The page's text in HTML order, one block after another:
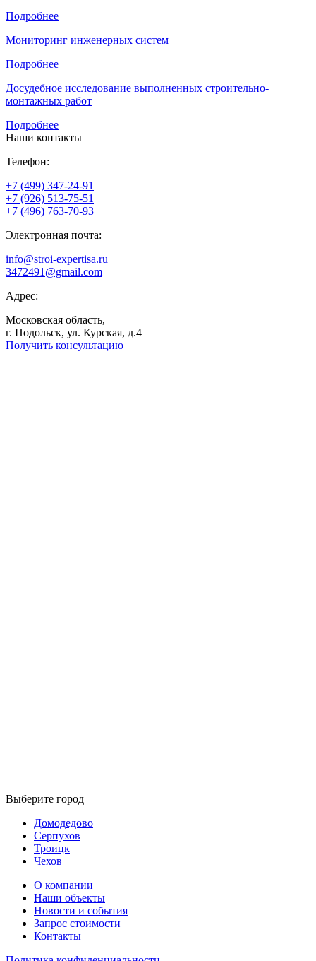
Подробнее
Мониторинг инженерных систем
Подробнее
Досудебное исследование выполненных строительно-
монтажных работ
Подробнее
Наши контакты
Телефон:
+7 (499) 347-24-91
+7 (926) 513-75-51
+7 (496) 763-70-93
Электронная почта:
info@stroi-expertisa.ru
3472491@gmail.com
Адрес:
Московская область,
г. Подольск, ул. Курская, д.4
Получить консультацию
Выберите город
Домодедово
Серпухов
Троицк
Чехов
О компании
Наши объекты
Новости и события
Запрос стоимости
Контакты